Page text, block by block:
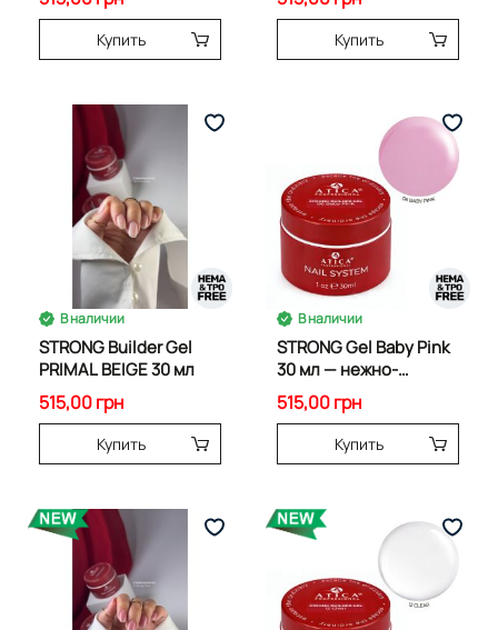
Купить
шиммером
Купить
В наличии
STRONG Builder Gel
PRIMAL BEIGE 30 мл
515,00 грн
Купить
В наличии
STRONG Gel Baby Pink
30 мл — нежно-
розовый гель
515,00 грн
Купить